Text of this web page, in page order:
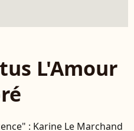
L'Amour
: Karine Le Marchand